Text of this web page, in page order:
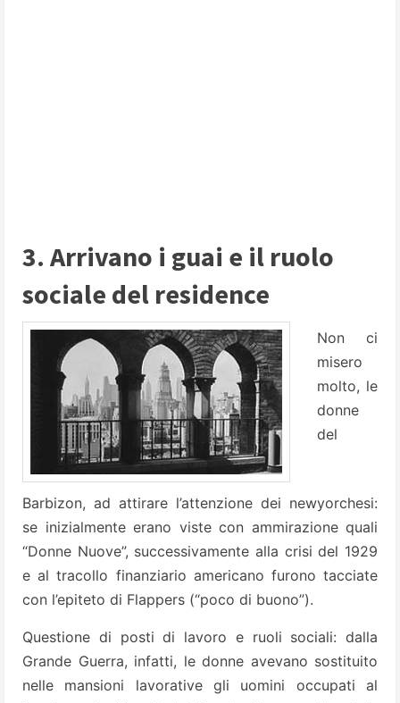
3. Arrivano i guai e il ruolo
sociale del residence
Non ci
misero
molto, le
donne
del
Barbizon, ad attirare l’attenzione dei newyorchesi:
se inizialmente erano viste con ammirazione quali
“Donne Nuove”, successivamente alla crisi del 1929
e al tracollo finanziario americano furono tacciate
con l’epiteto di Flappers (“poco di buono”).
Questione di posti di lavoro e ruoli sociali: dalla
Grande Guerra, infatti, le donne avevano sostituito
nelle mansioni lavorative gli uomini occupati al